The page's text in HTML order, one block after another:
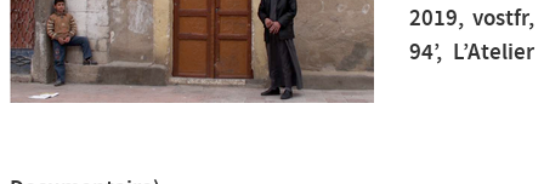
2019, vostfr,
94’, L’Atelier